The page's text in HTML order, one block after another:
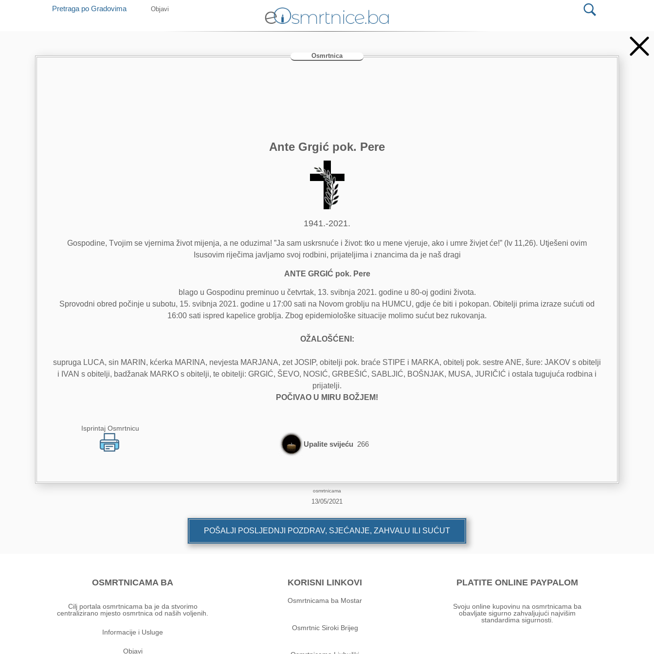
Pretraga po Gradovima Objavi
Osmrtnica
Ante Grgić pok. Pere
1941.-2021.
Gospodine, Tvojim se vjernima život mijenja, a ne oduzima! ”Ja sam uskrsnuće i život: tko u mene vjeruje, ako i umre živjet će!” (Iv 11,26). Utješeni ovim
Isusovim riječima javljamo svoj rodbini, prijateljima i znancima da je naš dragi
ANTE GRGIĆ pok. Pere
blago u Gospodinu preminuo u četvrtak, 13. svibnja 2021. godine u 80-oj godini života.
Sprovodni obred počinje u subotu, 15. svibnja 2021. godine u 17:00 sati na Novom groblju na HUMCU, gdje će biti i pokopan. Obitelji prima izraze sućuti od
16:00 sati ispred kapelice groblja. Zbog epidemiološke situacije molimo sućut bez rukovanja.
OŽALOŠĆENI:
supruga LUCA, sin MARIN, kćerka MARINA, nevjesta MARJANA, zet JOSIP, obitelji pok. braće STIPE i MARKA, obitelj pok. sestre ANE, šure: JAKOV s obitelji
i IVAN s obitelji, badžanak MARKO s obitelji, te obitelji: GRGIĆ, ŠEVO, NOSIĆ, GRBEŠIĆ, SABLJIĆ, BOŠNJAK, MUSA, JURIČIĆ i ostala tugujuća rodbina i
prijatelji.
POČIVAO U MIRU BOŽJEM!
Isprintaj Osmrtnicu
Upalite svijeću 266
osmrtnicama
13/05/2021
POŠALJI POSLJEDNJI POZDRAV, SJEĆANJE, ZAHVALU ILI SUĆUT
OSMRTNICAMA BA
Cilj portala osmrtnicama ba je da stvorimo
centralizirano mjesto osmrtnica od naših voljenih.
Informacije i Usluge
Objavi
KORISNI LINKOVI
Osmrtnicama ba Mostar
Osmrtnic Siroki Brijeg
PLATITE ONLINE PAYPALOM
Svoju online kupovinu na osmrtnicama ba
obavljate sigurno zahvaljujući najvišim
standardima sigurnosti.